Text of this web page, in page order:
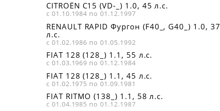
CITROËN C15 (VD-_) 1.0, 45 л.с.
с 01.10.1984 по 01.12.1997
RENAULT RAPID Фургон (F40_, G40_) 1.0, 37
л.с.
с 01.02.1986 по 01.05.1992
FIAT 128 (128_) 1.1, 55 л.с.
с 01.03.1969 по 01.12.1984
FIAT 128 (128_) 1.1, 45 л.с.
с 01.02.1975 по 01.09.1981
FIAT RITMO (138_) 1.1, 58 л.с.
с 01.04.1985 по 01.12.1987